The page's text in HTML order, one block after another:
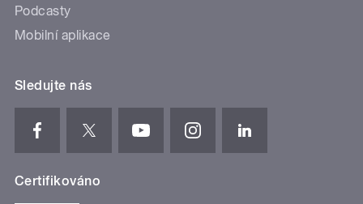
Podcasty
Mobilní aplikace
Sledujte nás
Certifikováno